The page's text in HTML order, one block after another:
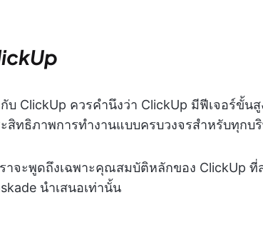
กับ ClickUp ควรคำนึงว่า ClickUp มีฟีเจอร์ขั้น
สิทธิภาพการทำงานแบบครบวงจรสำหรับทุกบ
าจะพูดถึงเฉพาะคุณสมบัติหลักของ ClickUp ที่
นำเสนอเท่านั้น